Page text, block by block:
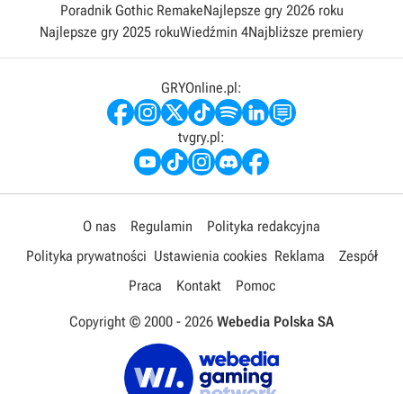
Poradnik Gothic RemakeNajlepsze gry 2026 roku
Najlepsze gry 2025 rokuWiedźmin 4Najbliższe premiery
GRYOnline.pl:
tvgry.pl:
O nas Regulamin
Polityka redakcyjna
Polityka prywatności Ustawienia cookies Reklama
Zespół
Praca
Kontakt Pomoc
Copyright © 2000 - 2026 Webedia Polska SA